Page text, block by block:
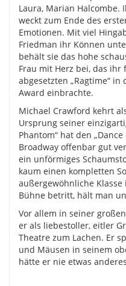
Laura, Marian Halcombe.
weckt zum Ende des
Emotionen. Mit viel
Friedman ihr Können
behält sie das hohe
Frau mit Herz bei, das
abgesetzten „Ragtime“
Award einbrachte.
Michael Crawford kehrt
Ursprung seiner
Phantom“ hat den
Broadway offenbar gut
ein unförmiges
kaum einen kompletten
außergewöhnliche
Bühne betritt, hält man
Vor allem in seiner
er als liebestoller, eitler
Theatre zum Lachen. Er
und Mäusen in seinem
hätte er nie etwas